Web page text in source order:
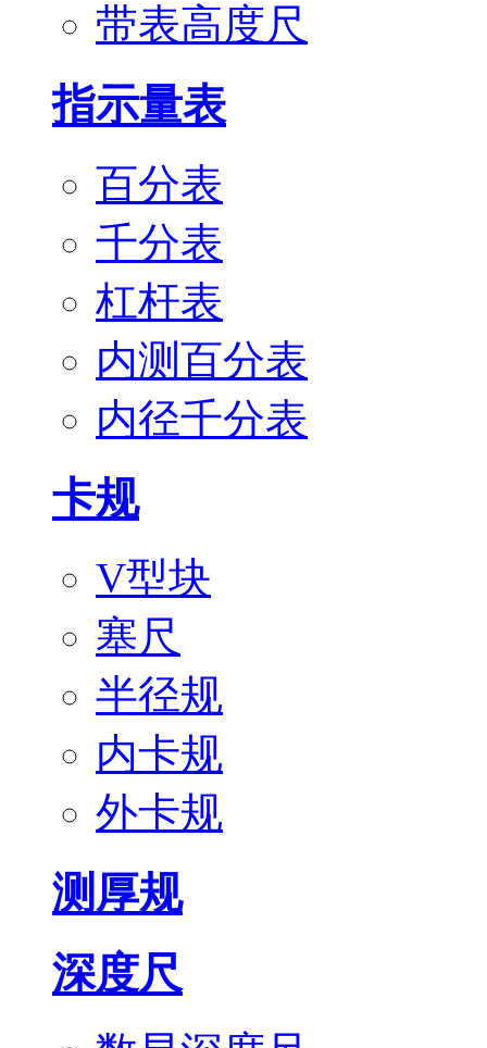
带表高度尺
指示量表
百分表
千分表
杠杆表
内测百分表
内径千分表
卡规
V型块
塞尺
半径规
内卡规
外卡规
测厚规
深度尺